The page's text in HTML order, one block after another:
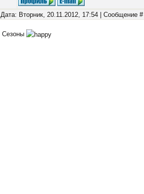
Дата: Вторник, 20.11.2012, 17:54 | Сообщение #
Сезоны